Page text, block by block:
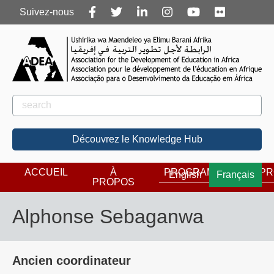
Follow
us
Suivez-nous
Rechercher
Rechercher
Découvrez le Knowledge Hub
English Français
ACCUEIL
À
PROPOS
PROGRAMMES
Alphonse Sebaganwa
Ancien coordinateur